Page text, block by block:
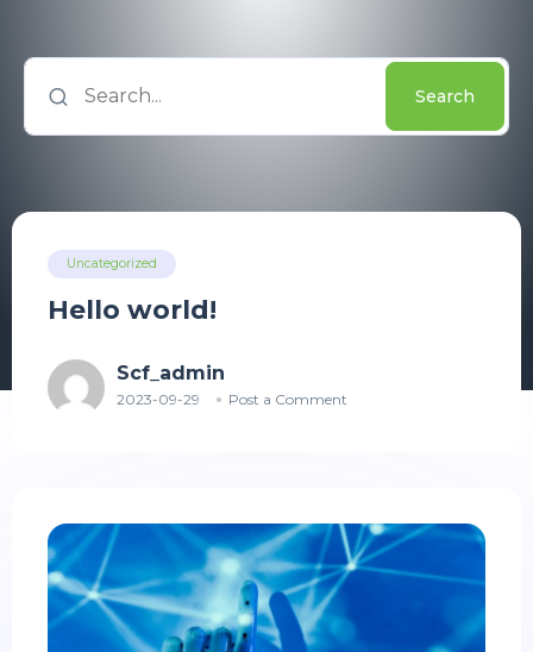
Search
Uncategorized
Hello world!
Scf_admin
2023-09-29 Post a Comment